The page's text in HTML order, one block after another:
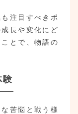
注目すべきポ
長や変化にど
とで、物語の
験
苦悩と戦う様